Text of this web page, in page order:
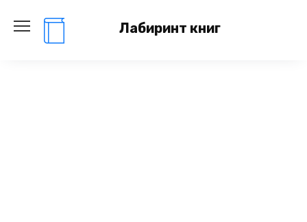
содержанию
Лабиринт книг